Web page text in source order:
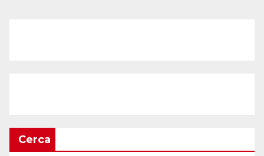
Cerca